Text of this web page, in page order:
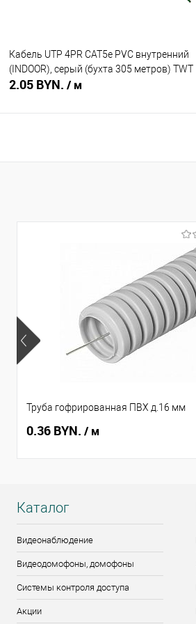
Кабель UTP 4PR CAT5е PVC внутренний
(INDOOR), серый (бухта 305 метров) TWT
2.05 BYN. / м
Труба гофрированная ПВХ д.16 мм
0.36 BYN. / м
Каталог
Видеонаблюдение
Видеодомофоны, домофоны
Системы контроля доступа
Акции